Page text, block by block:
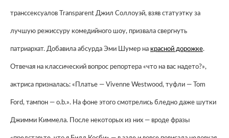
транссексуалов Transparent Джил Соллоуэй, взяв статуэтку за
лучшую режиссуру комедийного шоу, призвала свергнуть
патриархат. Добавила абсурда Эми Шумер на красной дорожке.
Отвечая на классический вопрос репортера «что на вас надето?»,
актриса призналась: «Платье — Vivenne Westwood, туфли — Tom
Ford, тампон — о.b.». На фоне этого смотрелись бледно даже шутки
Джимми Киммела. После некоторых из них — вроде фразы